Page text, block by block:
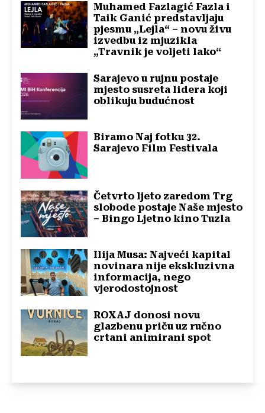
Muhamed Fazlagić Fazla i
Taik Ganić predstavljaju
pjesmu „Lejla“ – novu živu
izvedbu iz mjuzikla
„Travnik je voljeti lako“
Sarajevo u rujnu postaje
mjesto susreta lidera koji
oblikuju budućnost
Biramo Naj fotku 32.
Sarajevo Film Festivala
Četvrto ljeto zaredom Trg
slobode postaje Naše mjesto
– Bingo Ljetno kino Tuzla
Ilija Musa: Najveći kapital
novinara nije ekskluzivna
informacija, nego
vjerodostojnost
ROXAJ donosi novu
glazbenu priču uz ručno
crtani animirani spot